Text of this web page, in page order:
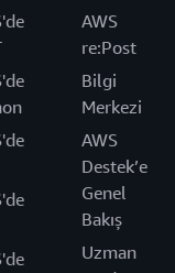
AWS
re:Post
Bilgi
Merkezi
AWS
Destek’e
Genel
Bakış
Uzman